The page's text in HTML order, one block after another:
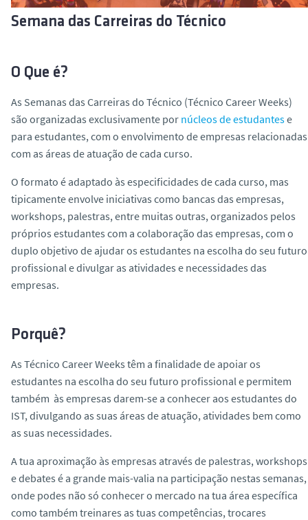
Semana das Carreiras do Técnico
O Que é?
As Semanas das Carreiras do Técnico (Técnico Career Weeks)
são organizadas exclusivamente por núcleos de estudantese
para estudantes, com o envolvimento de empresas relacionadas
com as áreas de atuação de cada curso.
O formato é adaptado às especificidades de cada curso, mas
tipicamente envolve iniciativas como bancas das empresas,
workshops, palestras, entre muitas outras, organizados pelos
próprios estudantes com a colaboração das empresas, com o
duplo objetivo de ajudar os estudantes na escolha do seu futuro
profissional e divulgar as atividades e necessidades das
empresas.
Porquê?
As Técnico Career Weeks têm a finalidade de apoiar os
estudantes na escolha do seu futuro profissional e permitem
também às empresas darem-se a conhecer aos estudantes do
IST, divulgando as suas áreas de atuação, atividades bem como
as suas necessidades.
A tua aproximação às empresas através de palestras, workshops
e debates é a grande mais-valia na participação nestas semanas,
onde podes não só conhecer o mercado na tua área específica
como também treinares as tuas competências, trocares